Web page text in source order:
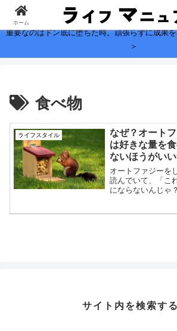
子どもに残したい、お金よりも大切
重要なのはドン底に堕ちた時。頑張らずに成果
＞
食べ物
ライフスタイル
なぜ？オート
は好きな量を
ないほうがい
査してみた
オートファジーを
読んでいて、「こ
にならないんじゃ
の記事がたくさん
ころ、どうなのか
サイト内を検索す
ホーム